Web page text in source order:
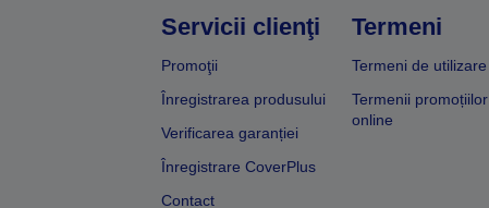
Servicii clienţi
Promoţii
Înregistrarea produsului
Verificarea garanției
Înregistrare CoverPlus
Contact
Termeni
Termeni de utilizare
Termenii promoțiilor
online